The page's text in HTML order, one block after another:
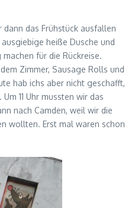
das Frühstück ausfallen
heiße Dusche und
für die Rückreise.
Zimmer, Sausage Rolls und
hab ichs aber nicht geschafft,
11 Uhr mussten wir das
nach Camden, weil wir die
wollten. Erst mal waren schon